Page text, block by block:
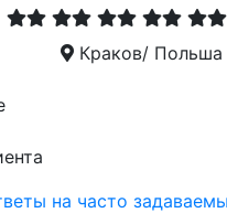
Краков/ Польша
на часто